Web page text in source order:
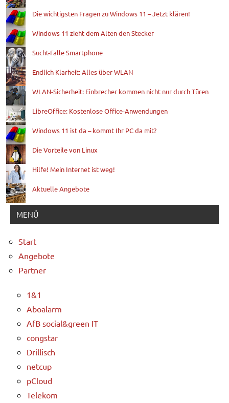
Die wichtigsten Fragen zu Windows 11 – Jetzt klären!
Windows 11 zieht dem Alten den Stecker
Sucht-Falle Smartphone
Endlich Klarheit: Alles über WLAN
WLAN-Sicherheit: Einbrecher kommen nicht nur durch Türen
LibreOffice: Kostenlose Office-Anwendungen
Windows 11 ist da – kommt Ihr PC da mit?
Die Vorteile von Linux
Hilfe! Mein Internet ist weg!
Aktuelle Angebote
MENÜ
Start
Angebote
Partner
1&1
Aboalarm
AfB social&green IT
congstar
Drillisch
netcup
pCloud
Telekom